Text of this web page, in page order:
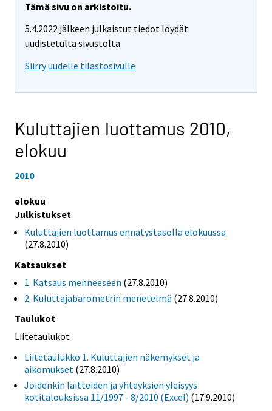
Tämä sivu on arkistoitu.
5.4.2022 jälkeen julkaistut tiedot löydät
uudistetulta sivustolta.
Siirry uudelle tilastosivulle
Kuluttajien luottamus 2010,
elokuu
2010
elokuu
Julkistukset
Kuluttajien luottamus ennätystasolla elokuussa
(27.8.2010)
Katsaukset
1. Katsaus menneeseen (27.8.2010)
2. Kuluttajabarometrin menetelmä (27.8.2010)
Taulukot
Liitetaulukot
Liitetaulukko 1. Kuluttajien näkemykset ja
aikomukset (27.8.2010)
Joidenkin laitteiden ja yhteyksien yleisyys
kotitalouksissa 11/1997 - 8/2010 (Excel) (17.9.2010)